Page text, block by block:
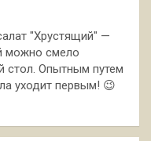
"Хрустящий" —
можно смело
стол. Опытным путем
уходит первым! 😉